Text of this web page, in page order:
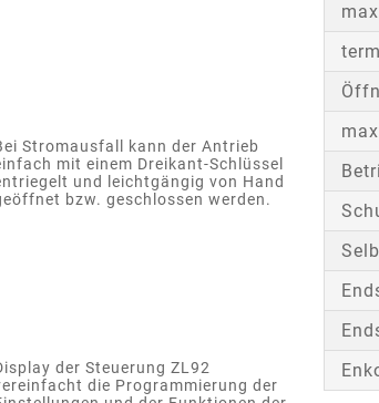
Stromausfall kann der Antrieb
mit einem Dreikant-Schlüssel
und leichtgängig von Hand
bzw. geschlossen werden.
der Steuerung ZL92
die Programmierung der